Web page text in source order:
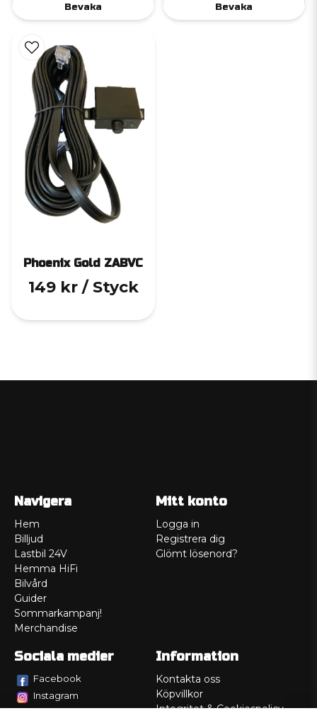
Bevaka Bevaka
Phoenix Gold ZABVC
149 kr / Styck
Navigera
Hem
Billjud
Lastbil 24V
Hemma HiFi
Bilvård
Guider
Sommarkampanj!
Merchandise
Mitt konto
Logga in
Registrera dig
Glömt lösenord?
Sociala medier
Facebook
Instagram
Information
Kontakta oss
Köpvillkor
Integritet & Cookiespolicy